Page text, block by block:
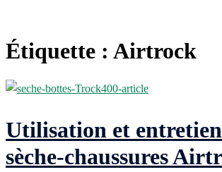
Étiquette : Airtrock
Utilisation et
sèche-chaussures